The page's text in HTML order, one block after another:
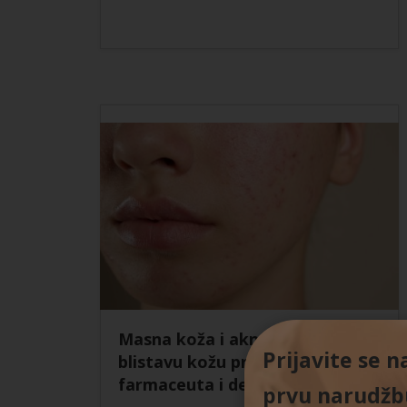
Masna koža i akne: Kako postići
blistavu kožu prema savjetima
farmaceuta i dermatologa
Prijavite se
prvu